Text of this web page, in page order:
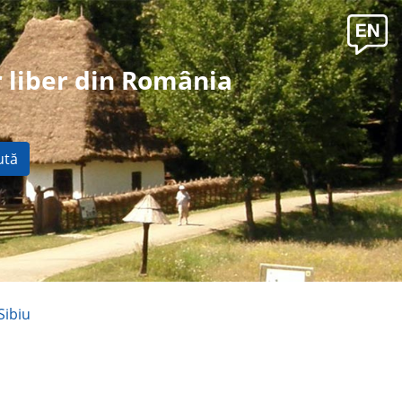
din România